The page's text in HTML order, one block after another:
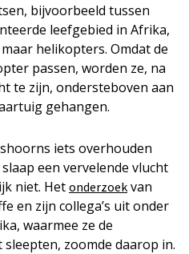
bijvoorbeeld tussen
leefgebied in Afrika,
helikopters. Omdat de
passen, worden ze, na
te zijn, ondersteboven aan
gehangen.
iets overhouden
een vervelende vlucht
niet. Het onderzoek van
en zijn collega’s uit onder
waarmee ze de
zoomde daarop in.